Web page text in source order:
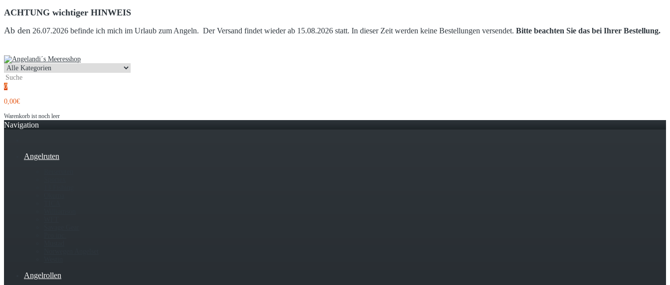
ACHTUNG wichtiger HINWEIS
Ab den 26.07.2026 befinde ich mich im Urlaub zum Angeln. Der Versand findet wieder ab 15.08.2026 statt. In dieser Zeit werden keine Bestellungen versendet. Bitte beachten Sie das bei Ihrer Bestellung.
0
0,00€
Warenkorb ist noch leer
Navigation
Angelruten
Angelrollen